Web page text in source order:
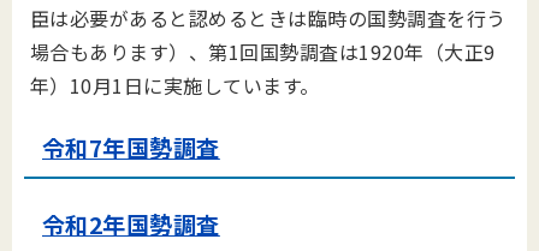
臣は必要があると認めるときは臨時の国勢調査を行う
場合もあります）、第1回国勢調査は1920年（大正9
年）10月1日に実施しています。
令和7年国勢調査
令和2年国勢調査